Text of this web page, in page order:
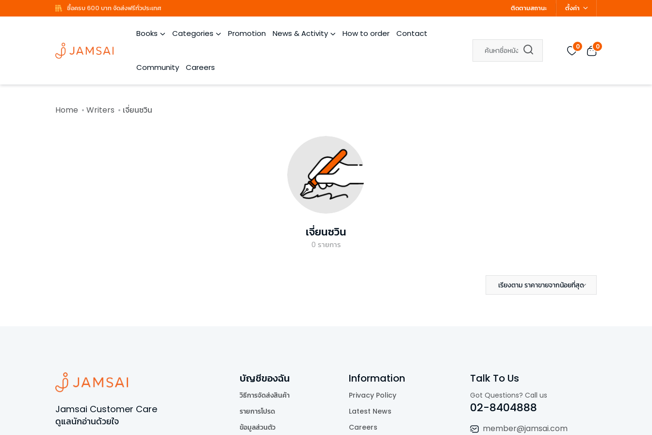
ซื้อครบ 600 บาท จัดส่งฟรีทั่วประเทศ ติดตามสถานะ ตั้งค่า
Books Categories Promotion News & Activity How to order Contact
Community Careers
0 0
Home Writers เจี่ยนซวิน
เจี่ยนซวิน
0 รายการ
เรียงตาม ราคาขายจากน้อยที่สุด
Jamsai Customer Care
ดูแลนักอ่านด้วยใจ
บัญชีของฉัน
วิธีการจัดส่งสินค้า
รายการโปรด
ข้อมูลส่วนตัว
Information
Privacy Policy
Latest News
Careers
Talk To Us
Got Questions? Call us
02-8404888
member@jamsai.com